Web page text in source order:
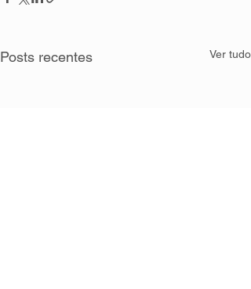
Posts recentes Ver tudo